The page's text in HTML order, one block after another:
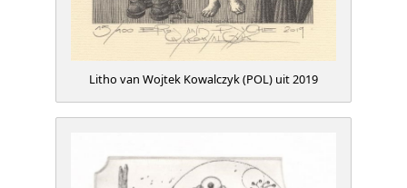
Litho van Wojtek Kowalczyk (POL) uit 2019